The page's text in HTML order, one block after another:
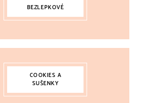
BEZLEPKOVÉ
COOKIES A
SUŠENKY